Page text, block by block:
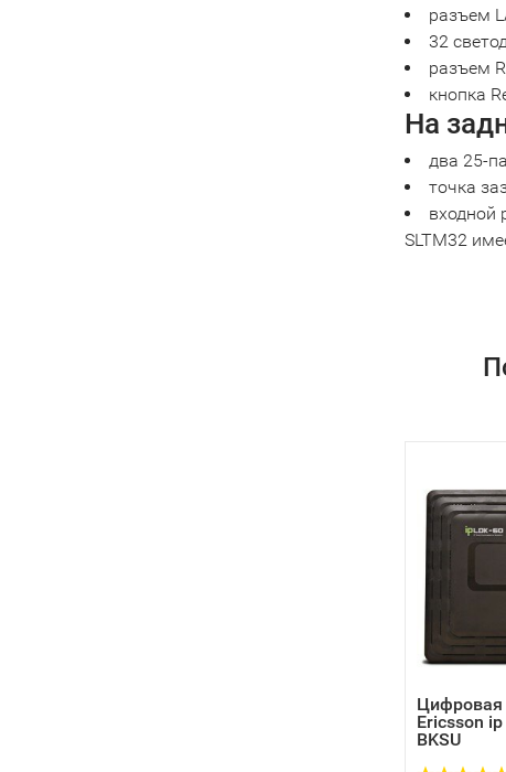
разъем
32
разъем
кнопка
На
два 25-
точка
входной
SLTM32
Цифровая
Ericsson
BKSU